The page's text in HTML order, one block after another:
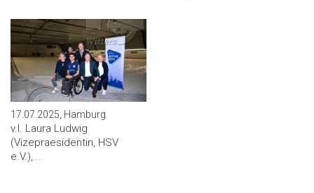
17.07.2025, Hamburg
v.l. Laura Ludwig
(Vizepraesidentin, HSV
e.V.),...